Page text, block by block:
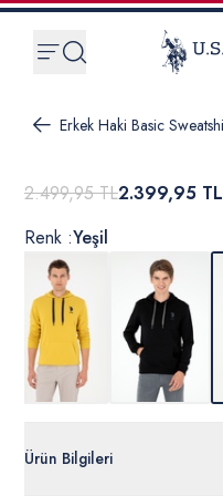
Erkek Haki Basic
2.499,95 TL2.399,95 TL
Renk :Yeşil
Ürün Bilgileri